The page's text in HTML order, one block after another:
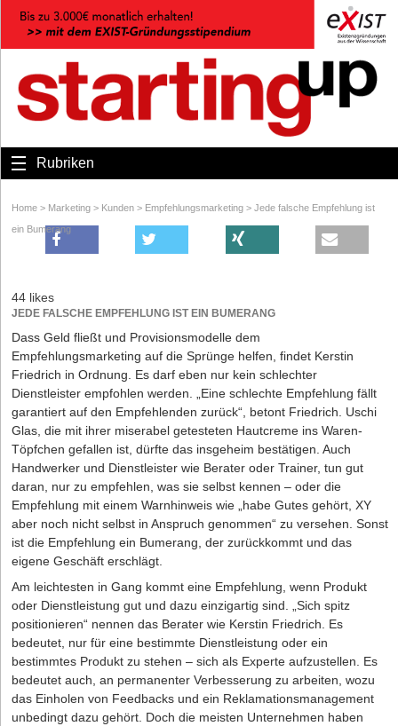
Rubriken
Home > Marketing > Kunden > Empfehlungsmarketing > Jede falsche Empfehlung ist
ein Bumerang
44 likes
JEDE FALSCHE EMPFEHLUNG IST EIN BUMERANG
Dass Geld fließt und Provisionsmodelle dem
Empfehlungsmarketing auf die Sprünge helfen, findet Kerstin
Friedrich in Ordnung. Es darf eben nur kein schlechter
Dienstleister empfohlen werden. „Eine schlechte Empfehlung fällt
garantiert auf den Empfehlenden zurück“, betont Friedrich. Uschi
Glas, die mit ihrer miserabel getesteten Hautcreme ins Waren-
Töpfchen gefallen ist, dürfte das insgeheim bestätigen. Auch
Handwerker und Dienstleister wie Berater oder Trainer, tun gut
daran, nur zu empfehlen, was sie selbst kennen – oder die
Empfehlung mit einem Warnhinweis wie „habe Gutes gehört, XY
aber noch nicht selbst in Anspruch genommen“ zu versehen. Sonst
ist die Empfehlung ein Bumerang, der zurückkommt und das
eigene Geschäft erschlägt.
Am leichtesten in Gang kommt eine Empfehlung, wenn Produkt
oder Dienstleistung gut und dazu einzigartig sind. „Sich spitz
positionieren“ nennen das Berater wie Kerstin Friedrich. Es
bedeutet, nur für eine bestimmte Dienstleistung oder ein
bestimmtes Produkt zu stehen – sich als Experte aufzustellen. Es
bedeutet auch, an permanenter Verbesserung zu arbeiten, wozu
das Einholen von Feedbacks und ein Reklamationsmanagement
unbedingt dazu gehört. Doch die meisten Unternehmen haben